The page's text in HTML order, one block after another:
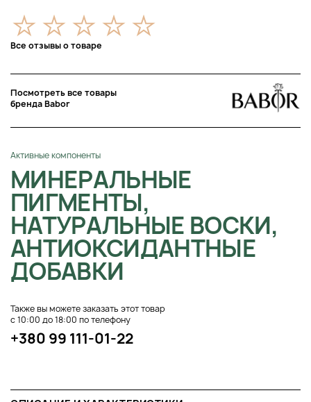
Все отзывы о товаре
Посмотреть все товары
бренда Babor
Активные компоненты
МИНЕРАЛЬНЫЕ
ПИГМЕНТЫ,
НАТУРАЛЬНЫЕ ВОСКИ,
АНТИОКСИДАНТНЫЕ
ДОБАВКИ
Также вы можете заказать этот товар
с 10:00 до 18:00 по телефону
+380 99 111-01-22